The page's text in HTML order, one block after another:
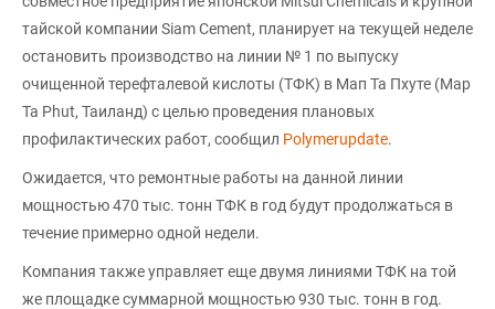
тайской компании Siam Cement, планирует на текущей неделе
остановить производство на линии № 1 по выпуску
очищенной терефталевой кислоты (ТФК) в Мап Та Пхуте (Map
Ta Phut, Таиланд) с целью проведения плановых
профилактических работ, сообщил Polymerupdate.
Ожидается, что ремонтные работы на данной линии
мощностью 470 тыс. тонн ТФК в год будут продолжаться в
течение примерно одной недели.
Компания также управляет еще двумя линиями ТФК на той
же площадке суммарной мощностью 930 тыс. тонн в год.